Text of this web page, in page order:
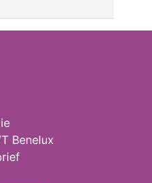
Benelux